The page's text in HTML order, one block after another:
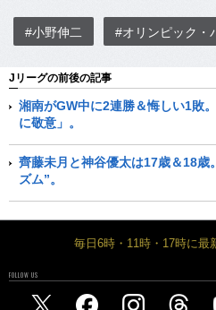
#小野伸二 #オリンピック・
Jリーグの前後の記事
湘南がGW中に2連勝＆悔しい1敗
に敬意」。
齊藤未月と神谷優太は17歳＆18歳
ズム”。
毎日6時・11時・17時に最
FOLLOW US